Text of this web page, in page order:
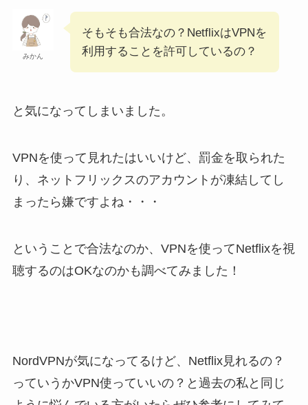
みかん
そもそも合法なの？NetflixはVPNを
利用することを許可しているの？
と気になってしまいました。
VPNを使って見れたはいいけど、罰金を取られた
り、ネットフリックスのアカウントが凍結してし
まったら嫌ですよね・・・
ということで合法なのか、VPNを使ってNetflixを視
聴するのはOKなのかも調べてみました！
NordVPNが気になってるけど、Netflix見れるの？
っていうかVPN使っていいの？と過去の私と同じ